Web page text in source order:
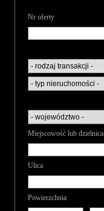
Nr oferty
Miejscowość lub dzielnica
Ulica
Powierzchnia